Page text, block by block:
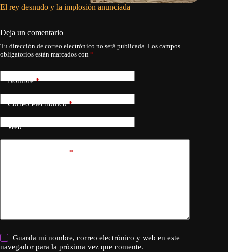
El rey desnudo y la implosión anunciada
Deja un comentario
Tu dirección de correo electrónico no será publicada. Los campos
obligatorios están marcados con *
Nombre*
Correo electrónico*
Web
*
Guarda mi nombre, correo electrónico y web en este
navegador para la próxima vez que comente.